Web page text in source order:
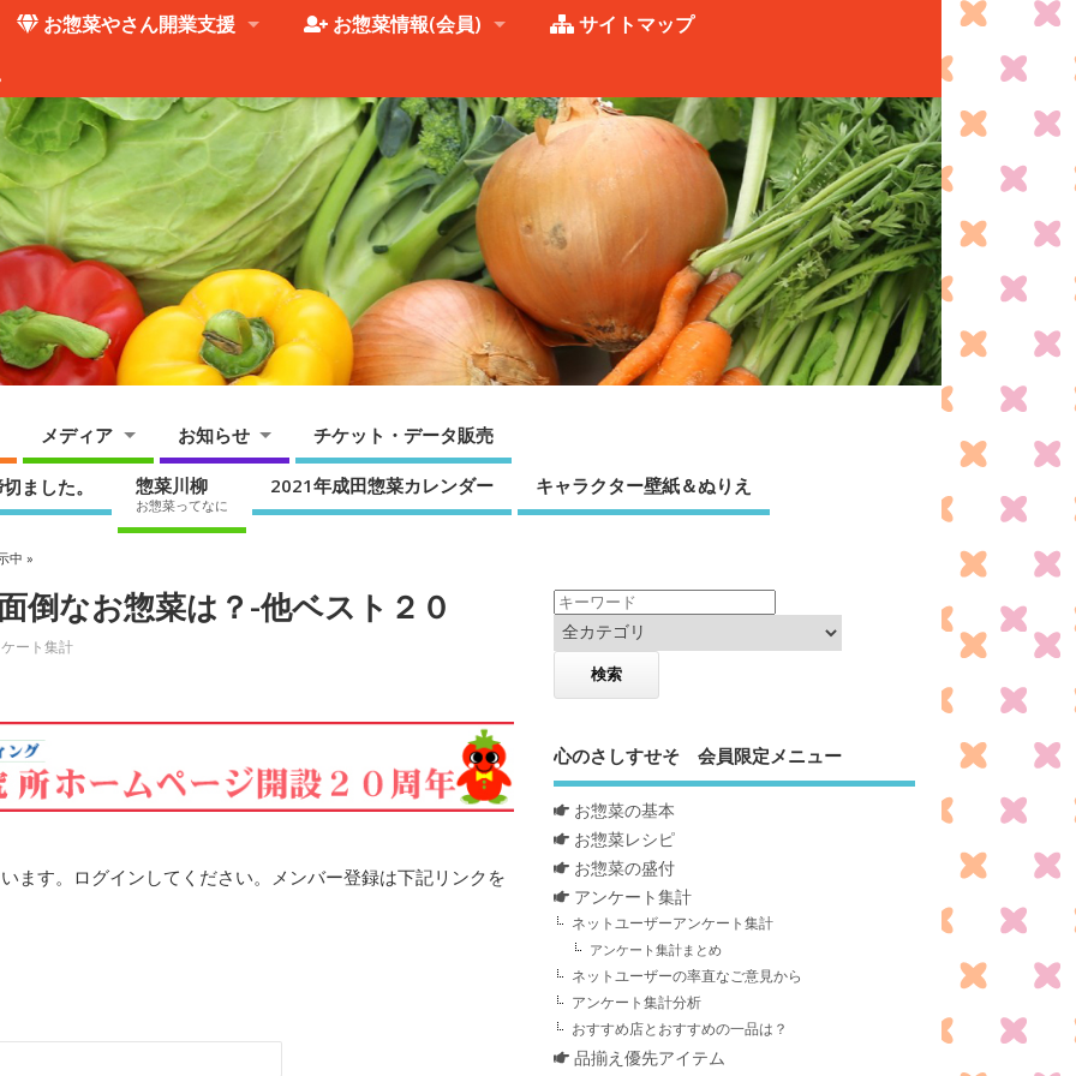
お惣菜やさん開業支援 お惣菜情報(会員)
サイトマップ
メディア お知らせ チケット・データ販売
ました。 惣菜川柳
お惣菜ってなに
2021年成田惣菜カレンダー キャラクター壁紙＆ぬりえ
中 »
倒なお惣菜は？-他ベスト２０
ート集計
ます。ログインしてください。メンバー登録は下記リンクを
心のさしすせそ 会員限定メニュー
お惣菜の基本
お惣菜レシピ
お惣菜の盛付
アンケート集計
ネットユーザーアンケート集計
アンケート集計まとめ
ネットユーザーの率直なご意見から
アンケート集計分析
おすすめ店とおすすめの一品は？
品揃え優先アイテム